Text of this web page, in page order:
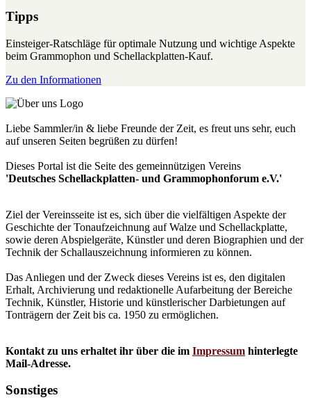
Tipps
Einsteiger-Ratschläge für optimale Nutzung und wichtige Aspekte
beim Grammophon und Schellackplatten-Kauf.
Zu den Informationen
Liebe Sammler/in & liebe Freunde der Zeit, es freut uns sehr, euch
auf unseren Seiten begrüßen zu dürfen!
Dieses Portal ist die Seite des gemeinnützigen Vereins
'Deutsches Schellackplatten- und Grammophonforum e.V.'
Ziel der Vereinsseite ist es, sich über die vielfältigen Aspekte der
Geschichte der Tonaufzeichnung auf Walze und Schellackplatte,
sowie deren Abspielgeräte, Künstler und deren Biographien und der
Technik der Schallauszeichnung informieren zu können.
Das Anliegen und der Zweck dieses Vereins ist es, den digitalen
Erhalt, Archivierung und redaktionelle Aufarbeitung der Bereiche
Technik, Künstler, Historie und künstlerischer Darbietungen auf
Tonträgern der Zeit bis ca. 1950 zu ermöglichen.
Kontakt zu uns erhaltet ihr über die im Impressum hinterlegte
Mail-Adresse.
Sonstiges